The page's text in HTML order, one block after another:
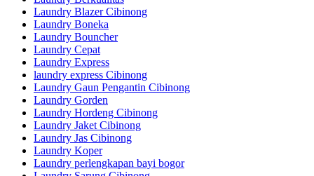
Laundry Blazer Cibinong
Laundry Boneka
Laundry Bouncher
Laundry Cepat
Laundry Express
laundry express Cibinong
Laundry Gaun Pengantin Cibinong
Laundry Gorden
Laundry Hordeng Cibinong
Laundry Jaket Cibinong
Laundry Jas Cibinong
Laundry Koper
Laundry perlengkapan bayi bogor